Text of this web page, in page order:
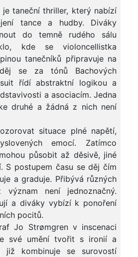
je taneční thriller, který nabízí
tance a hudby. Diváky
do temně rudého sálu
kde se violoncellistka
tanečníků připravuje na
se za tónů Bachových
řídí abstraktní logikou a
a asociacím. Jedna
druhé a žádná z nich není
situace plné napětí,
emocí. Zatímco
působit až děsivě, jiné
S postupem času se děj čím
a graduje. Přibývá různých
význam není jednoznačný.
a diváky vybízí k ponoření
pocitů.
Jo Strømgren v inscenaci
své umění tvořit s ironií a
již kombinuje se surovostí